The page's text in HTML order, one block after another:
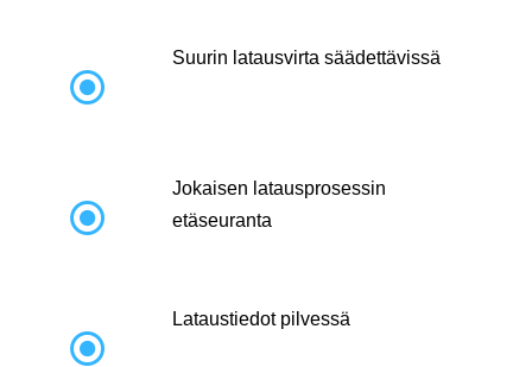

Suurin latausvirta säädettävissä

Jokaisen latausprosessin
etäseuranta

Lataustiedot pilvessä